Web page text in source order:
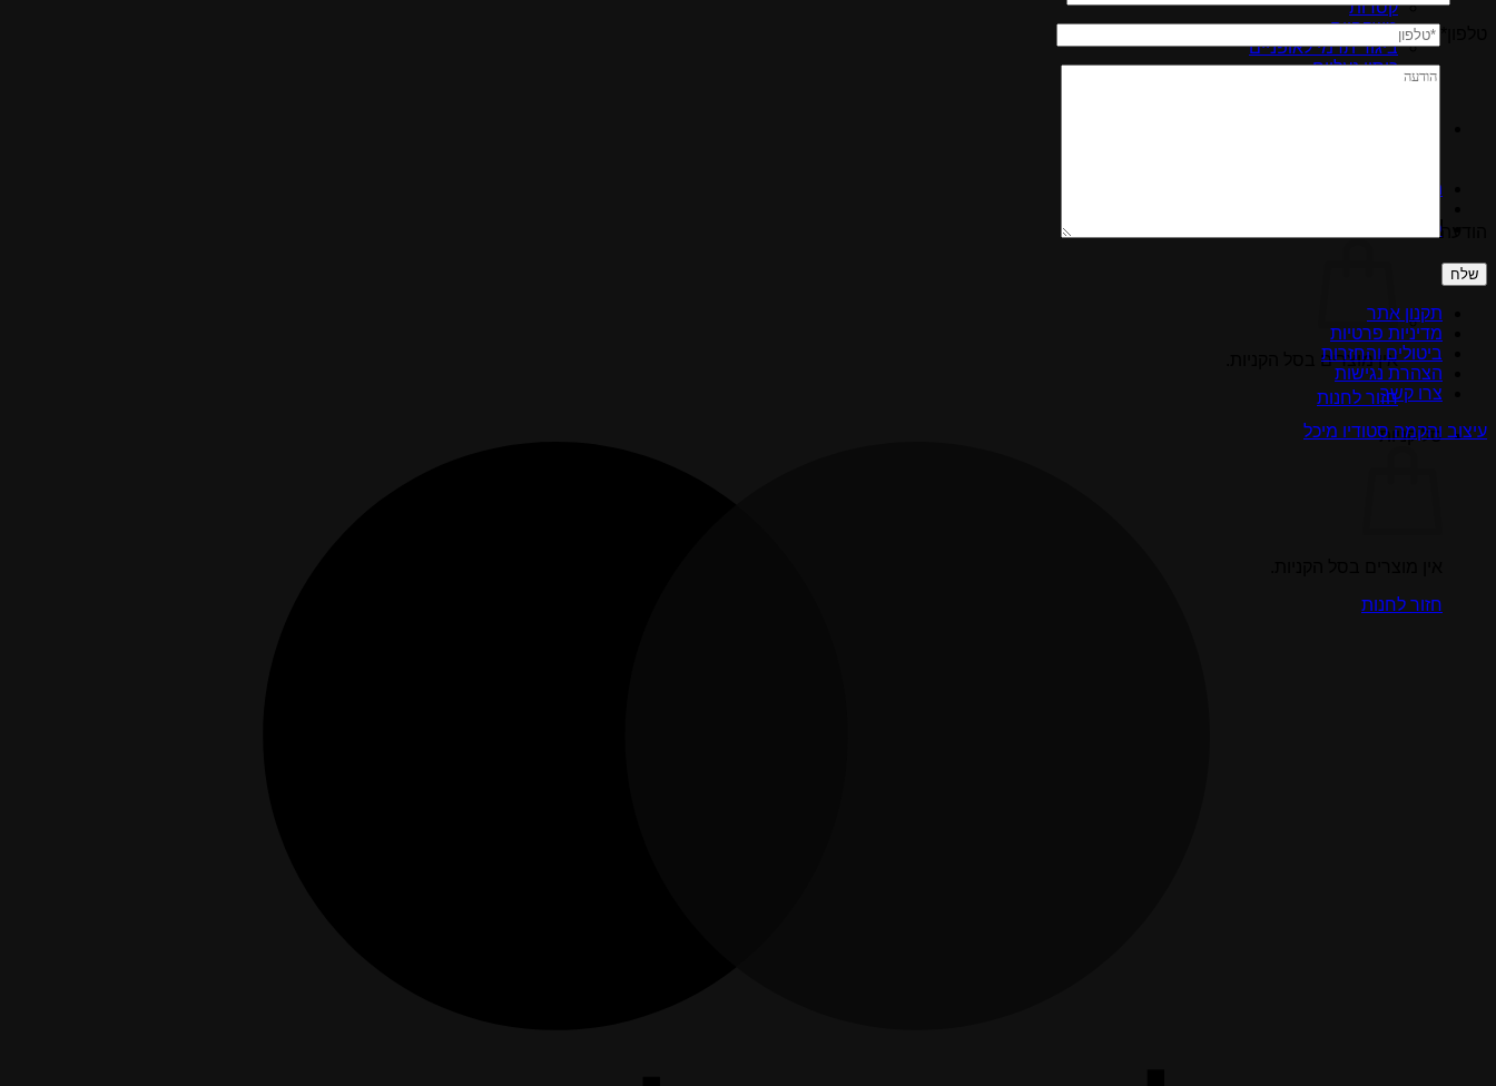
קסדות
משקפיים
ביגוד תרמי לאופניים
כיסוי נעליים
התחברות
סל קניות /
אין מוצרים בסל הקניות.
חזור לחנות
סל קניות
חזור לחנות
הודעה
leave
empty.
תקנון אתר
מדיניות פרטיות
ביטולים והחזרות
הצהרת נגישות
צרו קשר
עיצוב והקמה סטודיו מיכל